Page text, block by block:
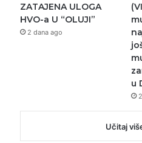
ZATAJENA ULOGA
HVO-a U “OLUJI”
2 dana ago
u
Učitaj